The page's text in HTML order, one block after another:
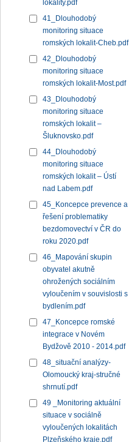
lokality.pdf
41_Dlouhodobý
monitoring situace
romských lokalit-Cheb.pdf
42_Dlouhodobý
monitoring situace
romských lokalit-Most.pdf
43_Dlouhodobý
monitoring situace
romských lokalit –
Šluknovsko.pdf
44_Dlouhodobý
monitoring situace
romských lokalit – Ústí
nad Labem.pdf
45_Koncepce prevence a
řešení problematiky
bezdomovectví v ČR do
roku 2020.pdf
46_Mapování skupin
obyvatel akutně
ohrožených sociálním
vyloučením v souvislosti s
bydlením.pdf
47_Koncepce romské
integrace v Novém
Bydžově 2010 - 2014.pdf
48_situační analýzy-
Olomoucký kraj-stručné
shrnutí.pdf
49 _Monitoring aktuální
situace v sociálně
vyloučených lokalitách
Plzeňského kraje.pdf